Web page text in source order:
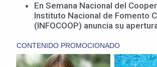
En Semana Nacional del
Instituto Nacional de Fomento
(INFOCOOP) anuncia su